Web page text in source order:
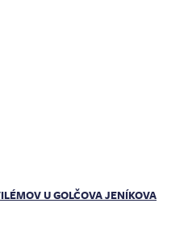
U GOLČOVA JENÍKOVA